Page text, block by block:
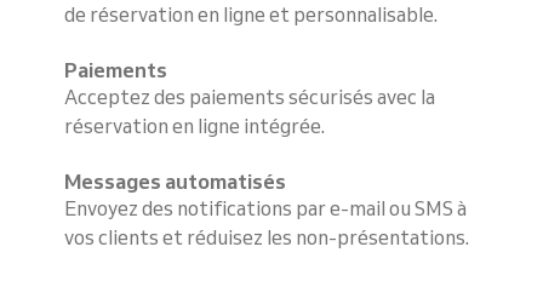
de réservation en ligne et personnalisable.
Paiements
Acceptez des paiements sécurisés avec la
réservation en ligne intégrée.
Messages automatisés
Envoyez des notifications par e-mail ou SMS à
vos clients et réduisez les non-présentations.